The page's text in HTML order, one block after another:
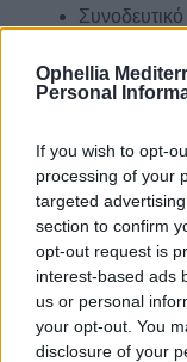
Ophellia
Personal
If you wish to opt-
processing of your
targeted
section to confirm
opt-out request is
interest-based ads
us or personal
your opt-out. You
disclosure of your
προτάσεις
Γεύση
κανένα σπίτι!
Διατροφικά Στοιχεία
Επιπλέον
Κωδικός
Κατηγορίες: